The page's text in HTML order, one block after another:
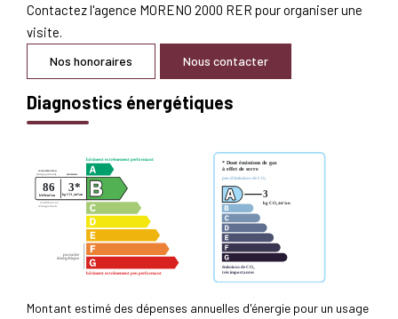
Contactez l'agence MORENO 2000 RER pour organiser une
visite.
Nos honoraires Nous contacter
Diagnostics énergétiques
Montant estimé des dépenses annuelles d'énergie pour un usage